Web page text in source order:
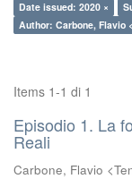
Date issued: 2020 ×
Author: Carbone, Flavio
Items 1-1 di 1
Episodio 1. La
Reali
Carbone, Flavio